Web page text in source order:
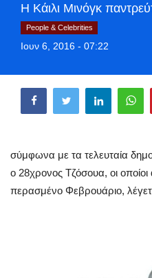
Style Adorés
Greece
Entertainment
Mykonos
Mykonos Ticker TV
Η Κάιλι Μινόγκ
People & Celebrities
Ιουν 6, 2016 - 07:22
σύμφωνα με τα τελευταία
ο 28χρονος Τζόσουα, οι
περασμένο Φεβρουάριο,